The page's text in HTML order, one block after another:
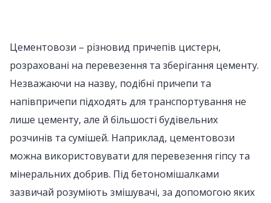
Цементовози – різновид причепів цистерн,
розраховані на перевезення та зберігання цементу.
Незважаючи на назву, подібні причепи та
напівпричепи підходять для транспортування не
лише цементу, але й більшості будівельних
розчинів та сумішей. Наприклад, цементовози
можна використовувати для перевезення гіпсу та
мінеральних добрив. Під бетономішалками
зазвичай розуміють змішувачі, за допомогою яких